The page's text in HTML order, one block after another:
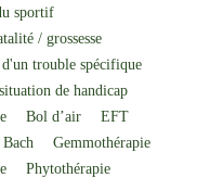
sportif
/ grossesse
trouble spécifique
de handicap
Bol d’air
EFT
Gemmothérapie
Phytothérapie